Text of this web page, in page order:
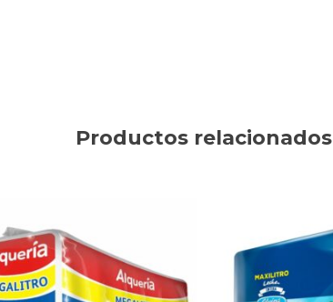
Productos relacionados